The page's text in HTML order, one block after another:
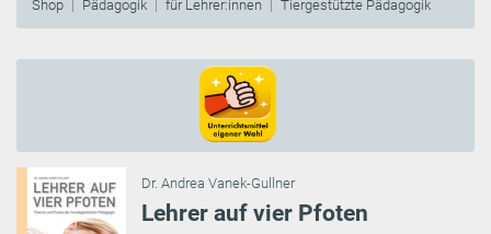
Shop Pädagogik für Lehrer:innen Tiergestützte Pädagogik
Dr. Andrea Vanek-Gullner
Lehrer auf vier Pfoten